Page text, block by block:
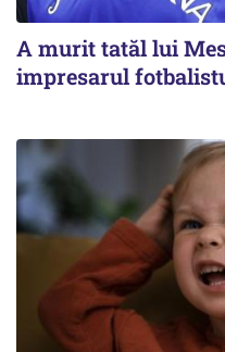
A murit tatăl lui
impresarul